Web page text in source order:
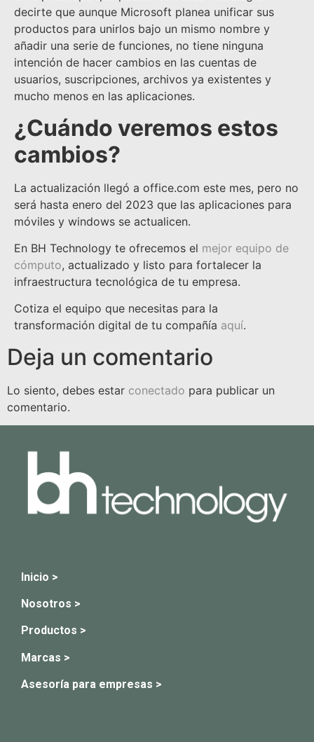
decirte que aunque Microsoft planea unificar sus
productos para unirlos bajo un mismo nombre y
añadir una serie de funciones, no tiene ninguna
intención de hacer cambios en las cuentas de
usuarios, suscripciones, archivos ya existentes y
mucho menos en las aplicaciones.
¿Cuándo veremos estos
cambios?
La actualización llegó a office.com este mes, pero no
será hasta enero del 2023 que las aplicaciones para
móviles y windows se actualicen.
En BH Technology te ofrecemos el mejor equipo de
cómputo, actualizado y listo para fortalecer la
infraestructura tecnológica de tu empresa.
Cotiza el equipo que necesitas para la
transformación digital de tu compañía aquí.
Deja un comentario
Lo siento, debes estar conectado para publicar un
comentario.
Inicio >
Nosotros >
Productos >
Marcas >
Asesoría para empresas >